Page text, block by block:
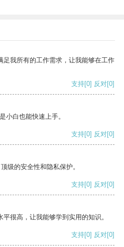
足我所有的工作需求，让我能够在工作
支持[0] 反对[0]
小白也能快速上手。
支持[0] 反对[0]
级的安全性和隐私保护。
支持[0] 反对[0]
很高，让我能够学到实用的知识。
支持[0] 反对[0]